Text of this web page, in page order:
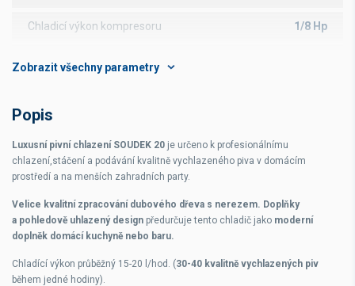
Chladicí výkon kompresoru 1/8 Hp
Hmotnost
Opláštění dřevo
Příkon 150 W
Popis
Luxusní pivní chlazení SOUDEK 20 je určeno k profesionálnímu
chlazení,stáčení a podávání kvalitně vychlazeného piva v domácím
prostředí a na menších zahradních party.
Velice kvalitní zpracování dubového dřeva s nerezem. Doplňky
a pohledově uhlazený design předurčuje tento chladič jako moderní
doplněk domácí kuchyně nebo baru.
Chladící výkon průběžný 15-20 l/hod. (30-40 kvalitně vychlazených piv
během jedné hodiny).